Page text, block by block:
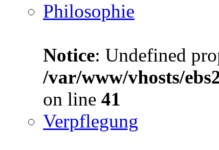
Philosophie
Notice: Undefined
/var/www/vhosts/
on line 41
Verpflegung